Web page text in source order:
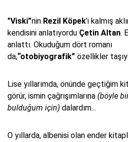
"Viski”nin Rezil Köpek’i kalmış
kendisini anlatıyordu Çetin Altan.
anlattı. Okuduğum dört romanı
da,“otobiyografik” özellikler
Lise yıllarımda, önünde geçtiğim
görür, ismin çağrışımlarına (böyle
bulduğum için) dalardım...
O yıllarda, albenisi olan ender